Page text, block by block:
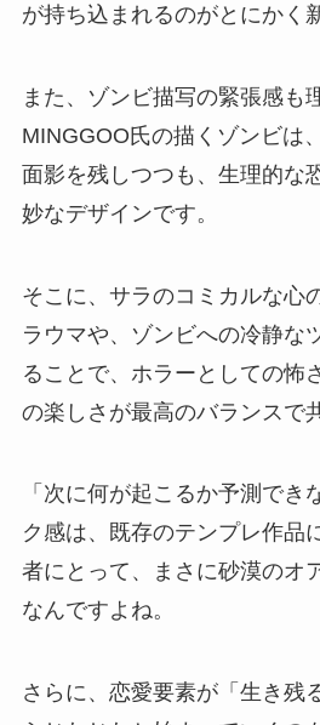
が持ち込まれるのがとにかく
また、ゾンビ描写の緊張感も
MINGGOO氏の描くゾンビは
面影を残しつつも、生理的な
妙なデザインです。
そこに、サラのコミカルな心
ラウマや、ゾンビへの冷静な
ることで、ホラーとしての怖
の楽しさが最高のバランスで
「次に何が起こるか予測でき
ク感は、既存のテンプレ作品
者にとって、まさに砂漠のオ
なんですよね。
さらに、恋愛要素が「生き残